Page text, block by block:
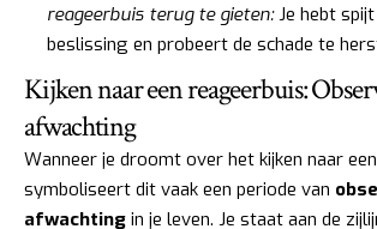
reageerbuis terug te gieten:Je hebt spijt
beslissing en probeert de schade te
Kijken naar een reageerbuis:
afwachting
Wanneer je droomt over het kijken naar
symboliseert dit vaak een periode van
afwachting in je leven. Je staat aan de